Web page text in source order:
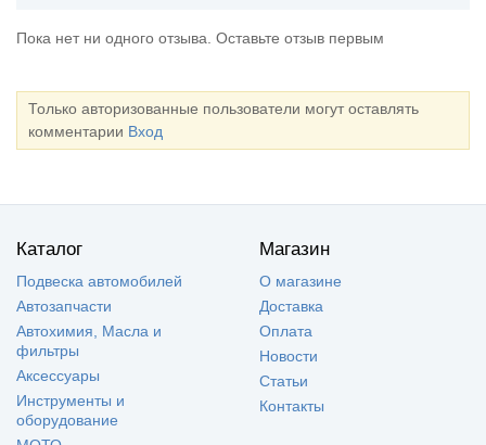
Пока нет ни одного отзыва. Оставьте отзыв первым
Только авторизованные пользователи могут оставлять
комментарии Вход
Каталог
Подвеска автомобилей
Автозапчасти
Автохимия, Масла и
фильтры
Аксессуары
Инструменты и
оборудование
Магазин
О магазине
Доставка
Оплата
Новости
Статьи
Контакты